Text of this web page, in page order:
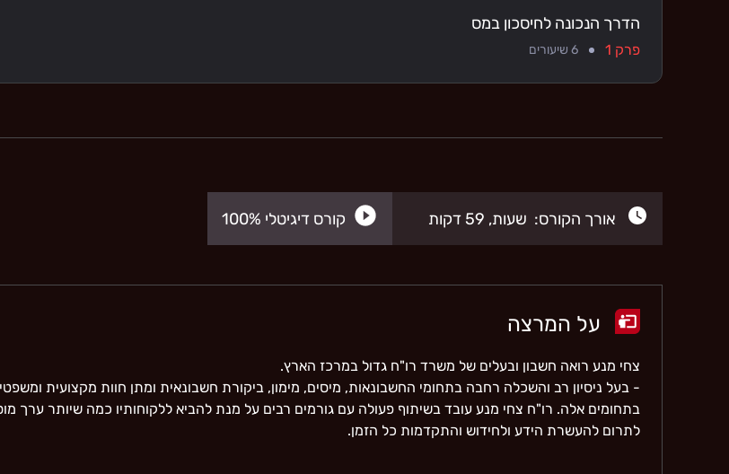
הדרך הנכונה לחיסכון במס
פרק 1 6 שיעורים
אורך הקורס: שעות, 59 דקות קורס דיגיטלי 100%
על המרצה
צחי מנע רואה חשבון ובעלים של משרד רו"ח גדול במרכז הארץ.
- בעל ניסיון רב והשכלה רחבה בתחומי החשבונאות, מיסים, מימון, ביקורת חשבונאית ומתן חוות מקצועית
בתחומים אלה. רו"ח צחי מנע עובד בשיתוף פעולה עם גורמים רבים על מנת להביא ללקוחותיו כמה שיותר ערך
לתרום להעשרת הידע ולחידוש והתקדמות כל הזמן.